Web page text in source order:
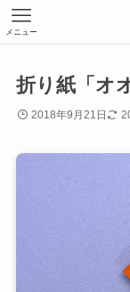
メニュー
折り紙「オ
2018年9月21日